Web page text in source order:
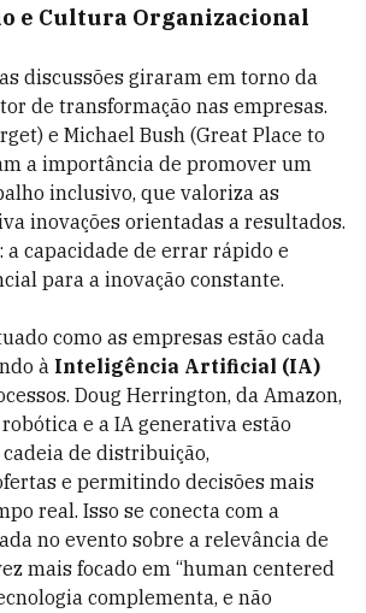
e Cultura Organizacional
discussões giraram em torno da
de transformação nas empresas.
e Michael Bush (Great Place to
a importância de promover um
inclusivo, que valoriza as
inovações orientadas a resultados.
a capacidade de errar rápido e
para a inovação constante.
como as empresas estão cada
à Inteligência Artificial (IA)
Doug Herrington, da Amazon,
e a IA generativa estão
de distribuição,
e permitindo decisões mais
real. Isso se conecta com a
no evento sobre a relevância de
mais focado em “human centered
complementa, e não